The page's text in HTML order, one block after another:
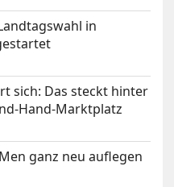
in
sich: Das steckt hinter
Hand-Marktplatz
ganz neu auflegen